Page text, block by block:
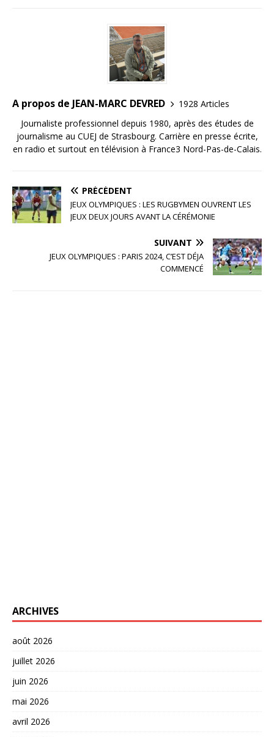
n r
A propos de JEAN-MARC DEVRED
1928 Articles
Journaliste professionnel depuis 1980, après des études de
journalisme au CUEJ de Strasbourg. Carrière en presse écrite,
en radio et surtout en télévision à France3 Nord-Pas-de-Calais.
PRÉCÉDENT
JEUX OLYMPIQUES : LES RUGBYMEN OUVRENT LES
JEUX DEUX JOURS AVANT LA CÉRÉMONIE
SUIVANT
JEUX OLYMPIQUES : PARIS 2024, C’EST DÉJA
COMMENCÉ
ARCHIVES
août 2026
juillet 2026
juin 2026
mai 2026
avril 2026